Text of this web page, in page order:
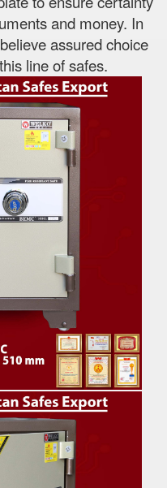
and money. In
assured choice
line of safes.